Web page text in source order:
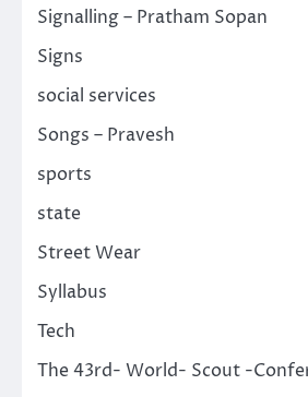
Signalling – Pratham Sopan
Signs
social services
Songs – Pravesh
sports
state
Street Wear
Syllabus
Tech
The 43rd- World- Scout -